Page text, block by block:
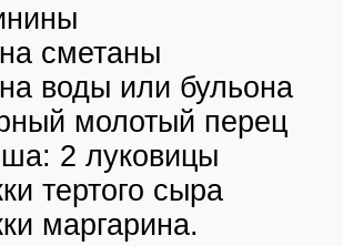
сметаны
воды или бульона
молотый перец
2 луковицы
тертого сыра
маргарина.